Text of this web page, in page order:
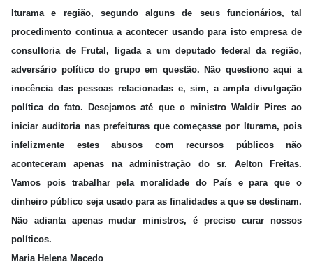
Iturama e região, segundo alguns de seus funcionários, tal
procedimento continua a acontecer usando para isto empresa de
consultoria de Frutal, ligada a um deputado federal da região,
adversário político do grupo em questão. Não questiono aqui a
inocência das pessoas relacionadas e, sim, a ampla divulgação
política do fato. Desejamos até que o ministro Waldir Pires ao
iniciar auditoria nas prefeituras que começasse por Iturama, pois
infelizmente estes abusos com recursos públicos não
aconteceram apenas na administração do sr. Aelton Freitas.
Vamos pois trabalhar pela moralidade do País e para que o
dinheiro público seja usado para as finalidades a que se destinam.
Não adianta apenas mudar ministros, é preciso curar nossos
políticos.
Maria Helena Macedo